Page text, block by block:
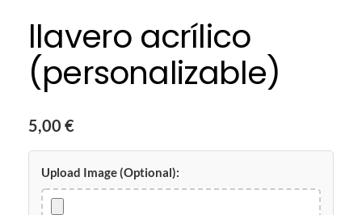
llavero acrílico
(personalizable)
5,00 €
Upload Image (Optional):